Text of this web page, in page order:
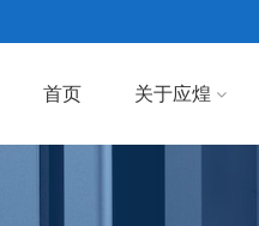
首页 关于应煌